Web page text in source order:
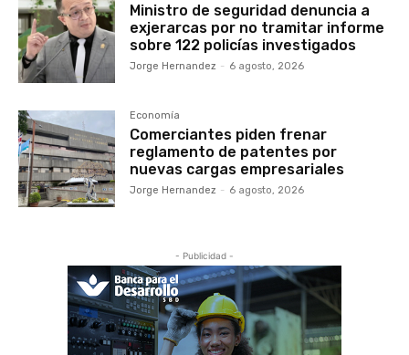
Ministro de seguridad denuncia a
exjerarcas por no tramitar informe
sobre 122 policías investigados
Jorge Hernandez - 6 agosto, 2026
Economía
Comerciantes piden frenar
reglamento de patentes por
nuevas cargas empresariales
Jorge Hernandez - 6 agosto, 2026
- Publicidad -